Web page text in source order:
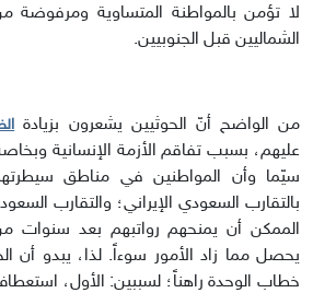
لا تؤمن بالمواطنة المتساوية
الشماليين قبل الجنوبيين.
من الواضح أنّ الحوثيين يشعرون بزيادة
عليهم، بسبب تفاقم الأزمة الإنسانية
سيّما وأن المواطنين في مناطق
بالتقارب السعودي الإيراني؛ والتقارب
الممكن أن يمنحهم رواتبهم بعد سنوات
يحصل مما زاد الأمور سوءاً. لذا، يبدو أن
خطاب الوحدة راهناً؛ لسببين: الأول،